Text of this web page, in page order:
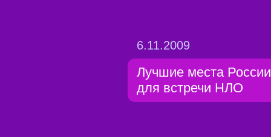
6.11.2009
Лучшие места России
для встречи НЛО